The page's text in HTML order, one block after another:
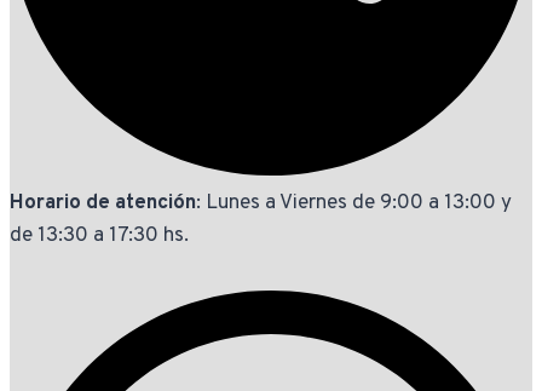
Horario de atención: Lunes a Viernes de 9:00 a 13:00 y
de 13:30 a 17:30 hs.